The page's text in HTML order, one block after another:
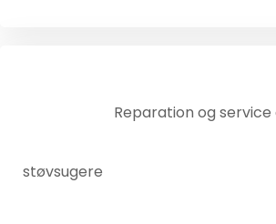
Reparation og service
støvsugere